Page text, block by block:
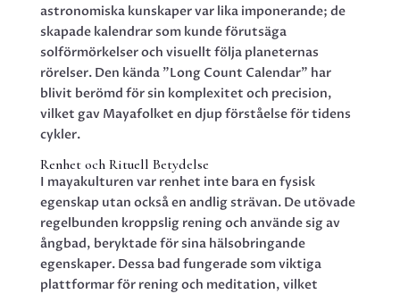
astronomiska kunskaper var lika imponerande; de
skapade kalendrar som kunde förutsäga
solförmörkelser och visuellt följa planeternas
rörelser. Den kända ”Long Count Calendar” har
blivit berömd för sin komplexitet och precision,
vilket gav Mayafolket en djup förståelse för tidens
cykler.
Renhet och Rituell Betydelse
I mayakulturen var renhet inte bara en fysisk
egenskap utan också en andlig strävan. De utövade
regelbunden kroppslig rening och använde sig av
ångbad, beryktade för sina hälsobringande
egenskaper. Dessa bad fungerade som viktiga
plattformar för rening och meditation, vilket